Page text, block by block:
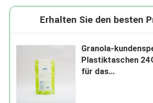
Erhalten Sie den besten
Granola-
Plastiktaschen
für das